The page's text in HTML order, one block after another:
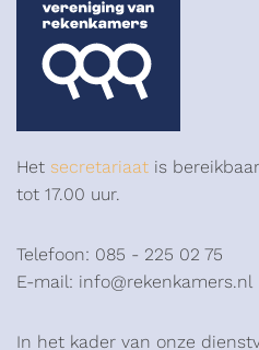
Het secretariaat is
tot 17.00 uur.
Telefoon: 085 - 225 02 75
E-mail: info@rekenkamers.nl
In het kader van onze